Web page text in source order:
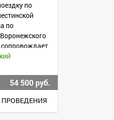
по
по
сопровождает
54 500 руб.
ПРОВЕДЕНИЯ